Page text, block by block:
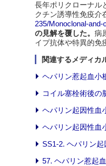
長年ポリクローナル
クチン誘導性免疫介
235/Monoclonal-and-
の見解を覆した。 病
イプ抗体や特異的免
関連するメディカ
ヘパリン惹起血小
コイル塞栓術後の
ヘパリン起因性血
ヘパリン起因性血
SS1-2. ヘパリン
57. ヘパリン惹起